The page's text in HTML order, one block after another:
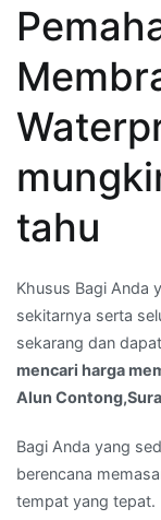
tingal
di
–
Hub
:
0821
36
99
88.
tahu
Khusus Bagi Anda
sekitarnya serta
sekarang dan
mencari harga
Alun
Bagi Anda yang
berencana
tempat yang tepat.